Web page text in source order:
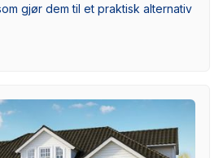
gjør dem til et praktisk alternativ